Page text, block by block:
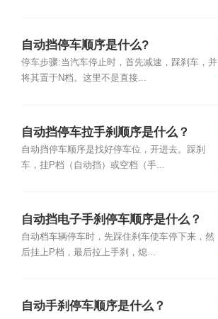
自动挡停车顺序是什么?
停车步骤:当汽车停止时，首先减速，踩刹车，并
将其置于N档。这里不是直接...
自动挡停车拉手刹顺序是什么？
自动挡停车顺序是找好停车位，开进去。踩刹
车，挂P档（自动挡）或空档（手...
自动挡电子手刹停车顺序是什么？
自动档车辆停车时，先踩住刹车使车停下来，然
后挂上P档，最后拉上手刹，熄...
自动手刹停车顺序是什么？